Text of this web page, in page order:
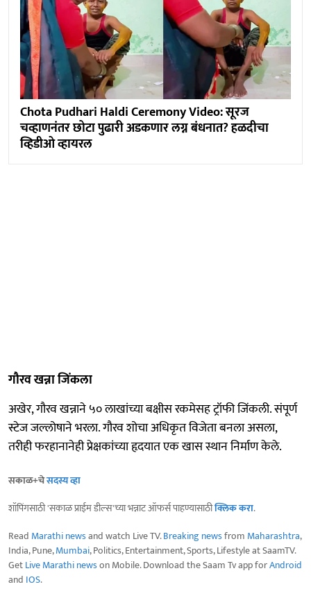
Chota Pudhari Haldi Ceremony Video: सूरज
चव्हाणनंतर छोटा पुढारी अडकणार लग्न बंधनात? हळदीचा
व्हिडीओ व्हायरल
गौरव खन्ना जिंकला
अखेर, गौरव खन्नाने ५० लाखांच्या बक्षीस रकमेसह ट्रॉफी जिंकली. संपूर्ण
स्टेज जल्लोषाने भरला. गौरव शोचा अधिकृत विजेता बनला असला,
तरीही फरहानानेही प्रेक्षकांच्या हृदयात एक खास स्थान निर्माण केले.
सकाळ+चेसदस्य व्हा
शॉपिंगसाठी 'सकाळ प्राईम डील्स'च्या भन्नाट ऑफर्स पाहण्यासाठीक्लिक करा.
Read Marathi newsand watch Live TV.Breaking newsfrom Maharashtra,
India, Pune,Mumbai, Politics, Entertainment, Sports, Lifestyle at SaamTV.
GetLive Marathi newson Mobile. Download the Saam Tv app forAndroid
and IOS.